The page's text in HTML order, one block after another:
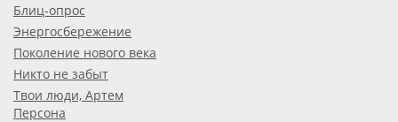
Блиц-опрос
Энергосбережение
Поколение нового века
Никто не забыт
Твои люди, Артем
Персона